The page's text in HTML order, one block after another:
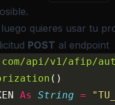
quieres usar tu
POST al endpoint
api/v1/afip/
()
As String =